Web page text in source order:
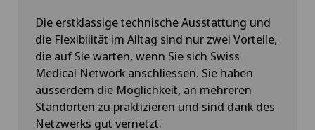
Kinder- und Jugendpsychiatrie
Kinderaugenkrankheiten
Kinderwunsch
Die erstklassige technische Ausstattung und
die Flexibilität im Alltag sind nur zwei Vorteile,
die auf Sie warten, wenn Sie sich Swiss
Medical Network anschliessen. Sie haben
ausserdem die Möglichkeit, an mehreren
Standorten zu praktizieren und sind dank des
Netzwerks gut vernetzt.